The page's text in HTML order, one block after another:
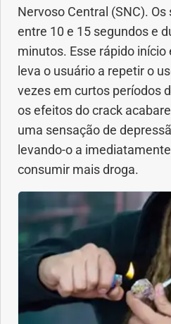
Diabetes
Dieta e nutrição
Doença autoimune
Doenças infecciosas
Doenças Respiratórias
Drogas
Emagrecimento
Nervoso Central (SNC).
entre 10 e 15 segundos e
minutos. Esse rápido
leva o usuário a repetir o
vezes em curtos períodos
os efeitos do crack
uma sensação de
levando-o a
consumir mais droga.